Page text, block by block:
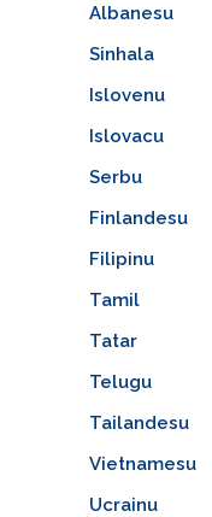
Albanesu
Sinhala
Islovenu
Islovacu
Serbu
Finlandesu
Filipinu
Tamil
Tatar
Telugu
Tailandesu
Vietnamesu
Ucrainu